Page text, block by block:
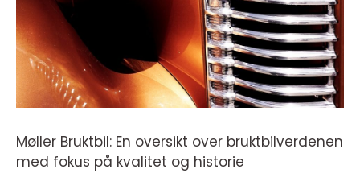
Møller Bruktbil: En oversikt over bruktbilverdenen
med fokus på kvalitet og historie